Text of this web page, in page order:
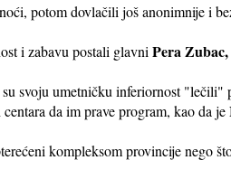
potom dovlačili još anonimnije i
i zabavu postali glavni Pera
svoju umetničku inferiornost "lečili"
da im prave program, kao da
kompleksom provincije nego